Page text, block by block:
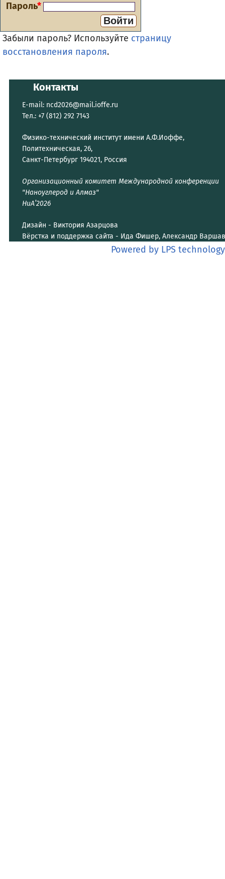
Пароль*
Войти
Забыли пароль? Используйте страницу
восстановления пароля.
Контакты
E-mail: ncd2026@mail.ioffe.ru
Тел.: +7 (812) 292 7143
Физико-технический институт имени А.Ф.Иоффе,
Политехническая, 26,
Санкт-Петербург 194021, Россия
Организационный комитет Международной конференции
"Наноуглерод и Алмаз"
НиА’2026
Дизайн - Виктория Азарцова
Вёрстка и поддержка сайта - Ида Фишер, Александр
Powered by LPS technology